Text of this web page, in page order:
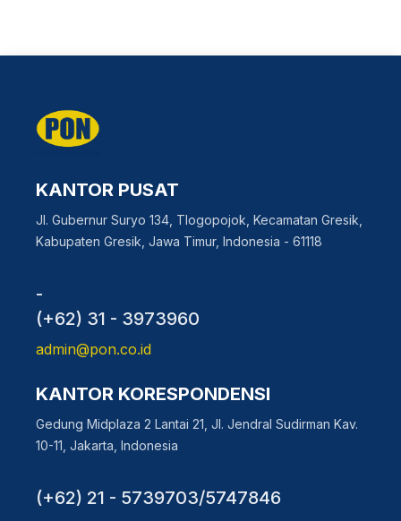
KANTOR PUSAT
Jl. Gubernur Suryo 134, Tlogopojok, Kecamatan Gresik,
Kabupaten Gresik, Jawa Timur, Indonesia - 61118
-
(+62) 31 - 3973960
admin@pon.co.id
KANTOR KORESPONDENSI
Gedung Midplaza 2 Lantai 21, Jl. Jendral Sudirman Kav.
10-11, Jakarta, Indonesia
(+62) 21 - 5739703/5747846